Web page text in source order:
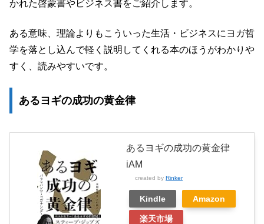
かれた啓蒙書やビジネス書をご紹介します。
ある意味、理論よりもこういった生活・ビジネスにヨガ哲
学を落とし込んで軽く説明してくれる本のほうがわかりや
すく、読みやすいです。
あるヨギの成功の黄金律
あるヨギの成功の黄金律
iAM
created by Rinker
Kindle Amazon
楽天市場